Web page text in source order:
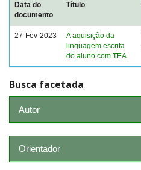
Data do
documento
Título
27-Fev-2023
A aquisição da
linguagem escrita
do aluno com TEA
Busca facetada
Autor
Orientador